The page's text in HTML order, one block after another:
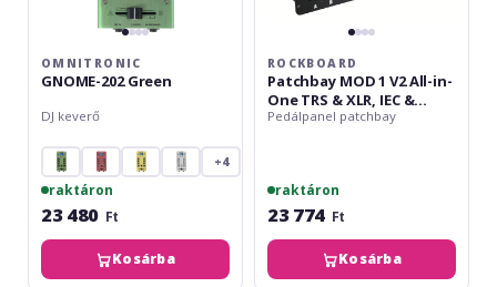
OMNITRONIC
GNOME-202 Green
DJ keverő
+4
raktáron
23 480 Ft
Kosárba
ROCKBOARD
Patchbay MOD 1 V2 All-in-
One TRS & XLR, IEC &
Barrel
Pedálpanel patchbay
raktáron
23 774 Ft
Kosárba